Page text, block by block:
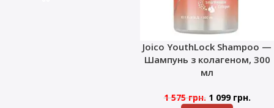
Joico YouthLock Shampoo —
Шампунь з колагеном, 300
мл
1 575грн. 1 099 грн.